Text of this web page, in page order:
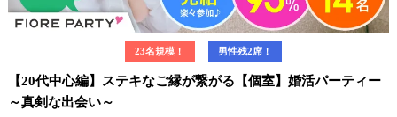
23名規模！ 男性残2席！
【20代中心編】ステキなご縁が繋がる【個室】婚活パーティー
～真剣な出会い～